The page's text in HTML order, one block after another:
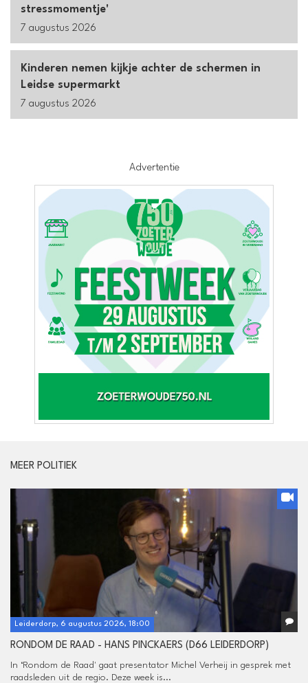
stressmomentje'
7 augustus 2026
Kinderen nemen kijkje achter de schermen in
Leidse supermarkt
7 augustus 2026
Advertentie
MEER POLITIEK
Leiderdorp, 6 augustus 2026, 18:00
RONDOM DE RAAD - HANS PINCKAERS (D66 LEIDERDORP)
In ‘Rondom de Raad' gaat presentator Michel Verheij in gesprek met
raadsleden uit de regio. Deze week is...